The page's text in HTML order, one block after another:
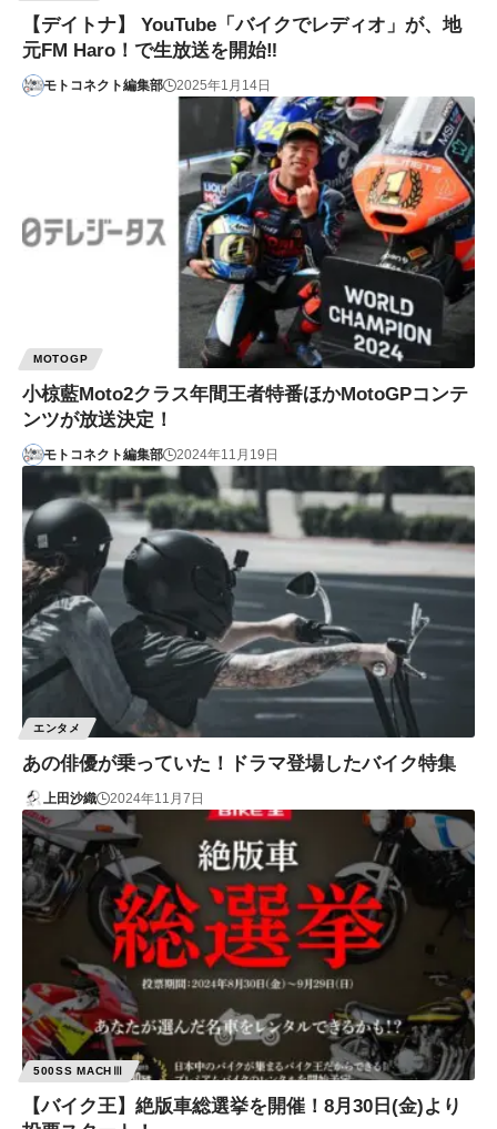
【デイトナ】 YouTube「バイクでレディオ」が、地
元FM Haro！で生放送を開始‼
モトコネクト編集部 2025年1月14日
MOTOGP
小椋藍Moto2クラス年間王者特番ほかMotoGPコンテ
ンツが放送決定！
モトコネクト編集部 2024年11月19日
エンタメ
あの俳優が乗っていた！ドラマ登場したバイク特集
上田沙織 2024年11月7日
500SS MACHⅢ
【バイク王】絶版車総選挙を開催！8月30日(金)より